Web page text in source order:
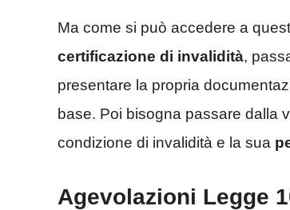
Ma come si può accedere a
certificazione di invalidità,
presentare la propria
base. Poi bisogna passare dalla
condizione di invalidità e la sua
Agevolazioni Legge